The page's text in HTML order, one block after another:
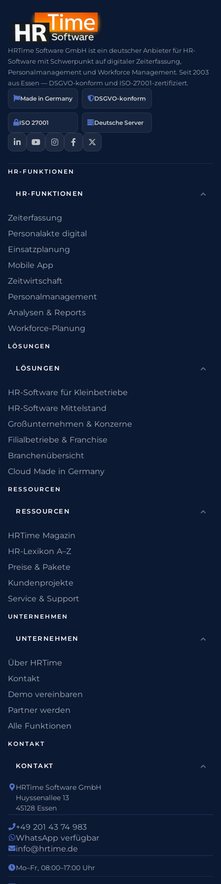
HRTime Software GmbH ist ein deutscher Anbieter für HR-
Software mit Schwerpunkt auf digitaler Zeiterfassung,
Personalmanagement und Workforce Management. Seit 2003
aus Essen — DSGVO-konform und ISO-27001-zertifiziert.
Made in Germany DSGVO-konform
ISO 27001 Deutsche Server
HR-FUNKTIONEN
HR-FUNKTIONEN
Zeiterfassung
Personalakte digital
Einsatzplanung
Mobile App
Zeitwirtschaft
Personalmanagement
Analysen & Reports
Workforce-Planung
LÖSUNGEN
LÖSUNGEN
HR-Software für Kleinbetriebe
HR-Software Mittelstand
Großunternehmen & Konzerne
Filialbetriebe & Franchise
Branchenübersicht
Cloud Made in Germany
RESSOURCEN
RESSOURCEN
HRTime Magazin
HR-Lexikon A–Z
Preise & Pakete
Kundenprojekte
Service & Support
UNTERNEHMEN
UNTERNEHMEN
Über HRTime
Kontakt
Demo vereinbaren
Partner werden
Alle Funktionen
KONTAKT
KONTAKT
HRTime Software GmbH
Huyssenallee 13
45128 Essen
+49 201 43 74 983
WhatsApp verfügbar
info@hrtime.de
Mo–Fr, 08:00–17:00 Uhr